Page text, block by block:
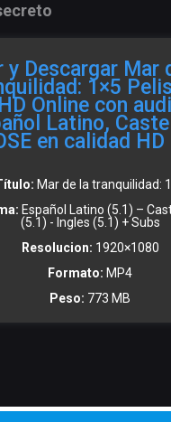
y Descargar Mar
1×5
HD Online con
Latino,
en calidad
Mar de la tranquilidad:
Español Latino (5.1) –
(5.1) - Ingles (5.1) + Subs
Resolucion: 1920×1080
Formato: MP4
Peso: 773 MB